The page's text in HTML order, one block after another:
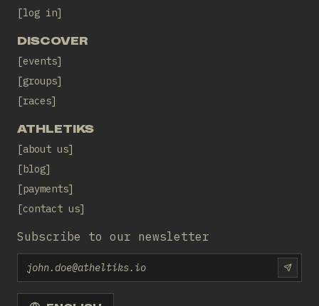
log in
DISCOVER
events
groups
races
ATHLETIKS
about us
blog
payments
contact us
Subscribe to our newsletter
Email